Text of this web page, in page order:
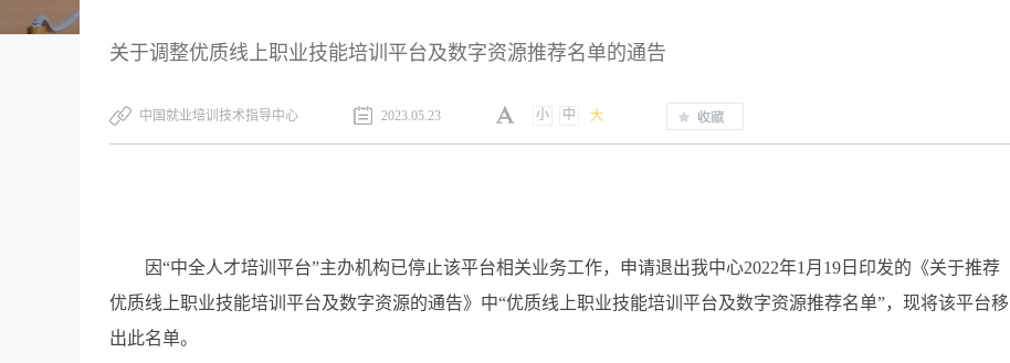
关于调整优质线上职业技能培训平台及数字资源推荐名单的通告
​中国就业培训技术指导中心 2023.05.23 小 中 大
因“中全人才培训平台”主办机构已停止该平台相关业务工作，申请退出我中心2022年1月19日印发的《关于推荐
优质线上职业技能培训平台及数字资源的通告》中“优质线上职业技能培训平台及数字资源推荐名单”，现将该平台移
出此名单。